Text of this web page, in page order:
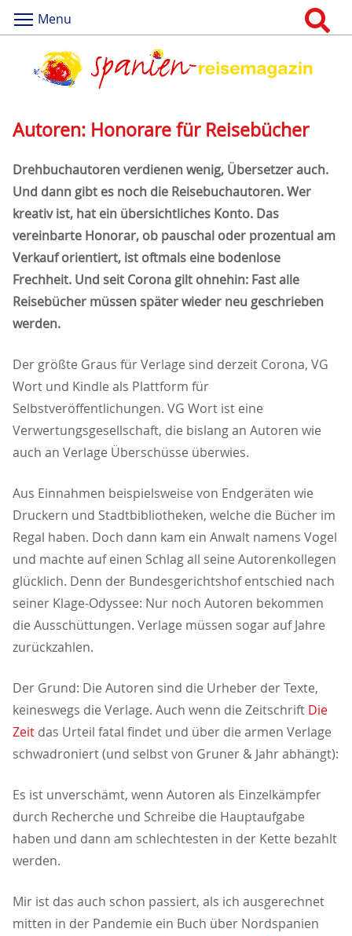
Menu
Autoren: Honorare für Reisebücher
Drehbuchautoren verdienen wenig, Übersetzer auch.
Und dann gibt es noch die Reisebuchautoren. Wer
kreativ ist, hat ein übersichtliches Konto. Das
vereinbarte Honorar, ob pauschal oder prozentual am
Verkauf orientiert, ist oftmals eine bodenlose
Frechheit. Und seit Corona gilt ohnehin: Fast alle
Reisebücher müssen später wieder neu geschrieben
werden.
Der größte Graus für Verlage sind derzeit Corona, VG
Wort und Kindle als Plattform für
Selbstveröffentlichungen. VG Wort ist eine
Verwertungsgesellschaft, die bislang an Autoren wie
auch an Verlage Überschüsse überwies.
Aus Einnahmen beispielsweise von Endgeräten wie
Druckern und Stadtbibliotheken, welche die Bücher im
Regal haben. Doch dann kam ein Anwalt namens Vogel
und machte auf einen Schlag all seine Autorenkollegen
glücklich. Denn der Bundesgerichtshof entschied nach
seiner Klage-Odyssee: Nur noch Autoren bekommen
die Ausschüttungen. Verlage müssen sogar auf Jahre
zurückzahlen.
Der Grund: Die Autoren sind die Urheber der Texte,
keineswegs die Verlage. Auch wenn die Zeitschrift Die
Zeit das Urteil fatal findet und über die armen Verlage
schwadroniert (und selbst von Gruner & Jahr abhängt):
Es ist unverschämt, wenn Autoren als Einzelkämpfer
durch Recherche und Schreibe die Hauptaufgabe
haben und dann am schlechtesten in der Kette bezahlt
werden.
Mir ist das auch schon passiert, als ich ausgerechnet
mitten in der Pandemie ein Buch über Nordspanien